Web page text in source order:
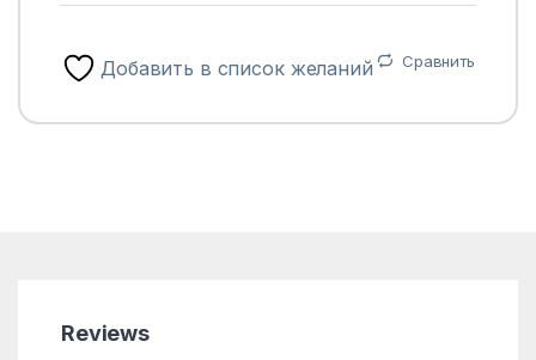
Добавить в список желаний Сравнить
Reviews